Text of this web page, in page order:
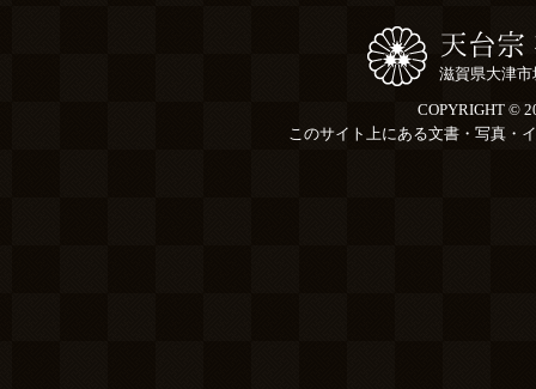
天台宗
滋賀県大津
COPYRIGHT ©
このサイト上にある文書・写真・